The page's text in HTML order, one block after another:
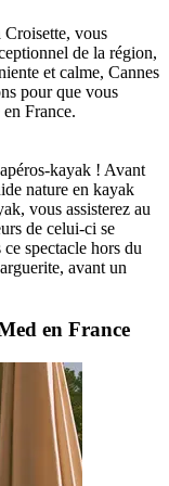
Croisette, vous
de la région,
et calme, Cannes
pour que vous
France.
kayak ! Avant
nature en kayak
vous assisterez au
de celui-ci se
spectacle hors du
avant un
en France